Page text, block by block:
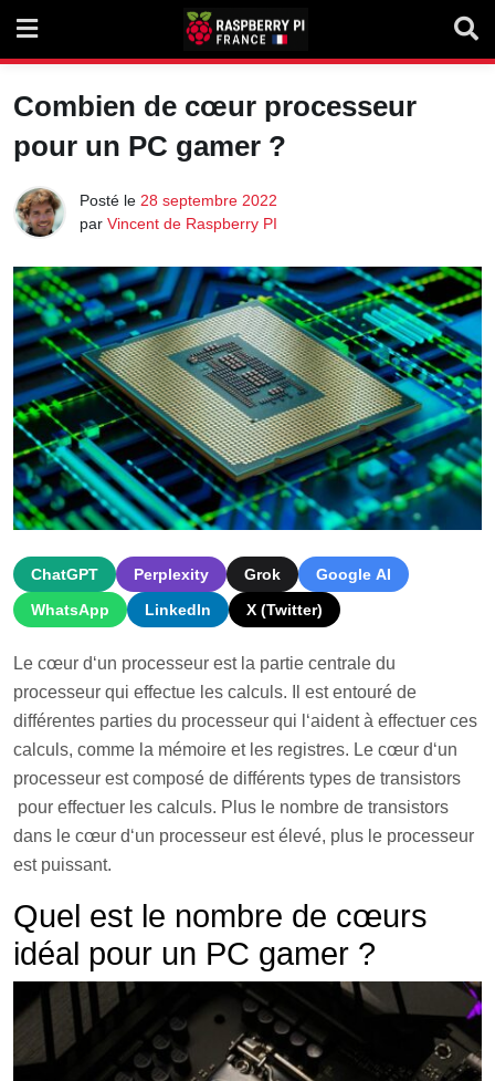
content
Combien de cœur processeur
pour un PC gamer ?
Posté le 28 septembre 2022
par Vincent de Raspberry PI
ChatGPT Perplexity Grok
Google AI
WhatsApp
LinkedIn X (Twitter)
Le cœur d‘un processeur estla partie centrale du
processeur qui effectue les calcul s. estentouré de
différentes parties du processeur qui ‘aidentà effectuer ces
calcul s, comme la mémoire etles registres. Le cœur d‘un
processeur estcomposé de différents types de transistors
pour effectuer les calcul s. Plus le nombre de transistors
dans le cœur d‘un processeur esté levé, plus le processeur
estpuissant.
Quel est le nombre de cœurs
idéal pour un PC gamer ?